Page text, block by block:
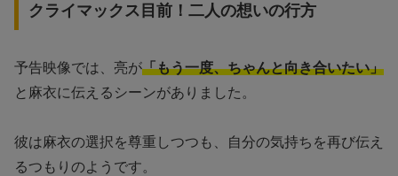
クライマックス目前！二人の想いの行方
予告映像では、亮が「もう一度、ちゃんと向き合いたい」
と麻衣に伝えるシーンがありました。
彼は麻衣の選択を尊重しつつも、自分の気持ちを再び伝え
るつもりのようです。